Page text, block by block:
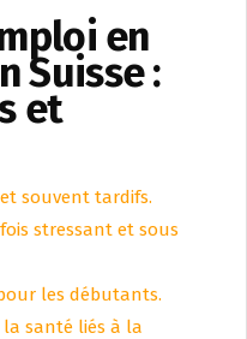
en
Suisse :
et
souvent tardifs.
stressant et sous
les débutants.
la santé liés à la